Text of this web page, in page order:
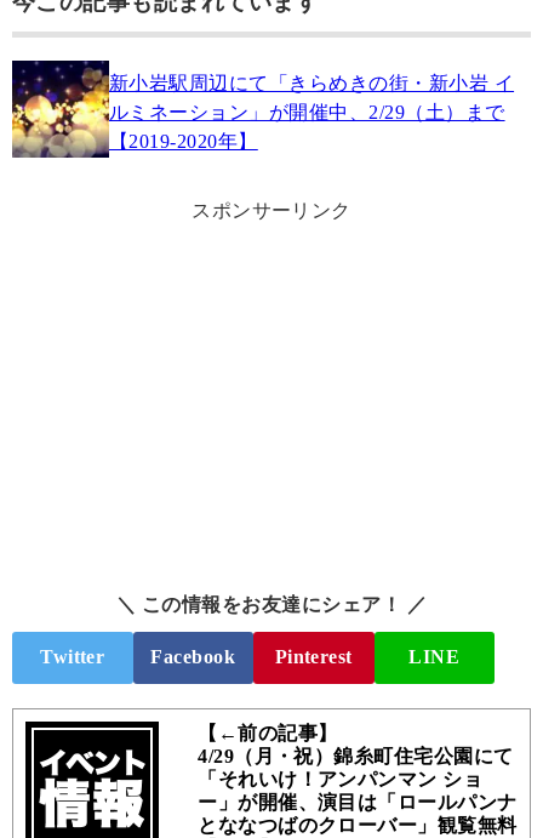
新小岩駅周辺にて「きらめきの街・新小岩 イ
ルミネーション」が開催中、2/29（土）まで
【2019-2020年】
スポンサーリンク
＼ この情報をお友達にシェア！ ／
Twitter Facebook Pinterest LINE
【←前の記事】
4/29（月・祝）錦糸町住宅公園にて
「それいけ！アンパンマン ショ
ー」が開催、演目は「ロールパンナ
とななつばのクローバー」観覧無料